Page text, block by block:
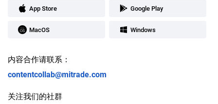
App Store Google Play
MacOS Windows
内容合作请联系：
contentcollab@mitrade.com
关注我们的社群